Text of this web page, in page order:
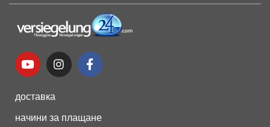
доставка
начини за плащане